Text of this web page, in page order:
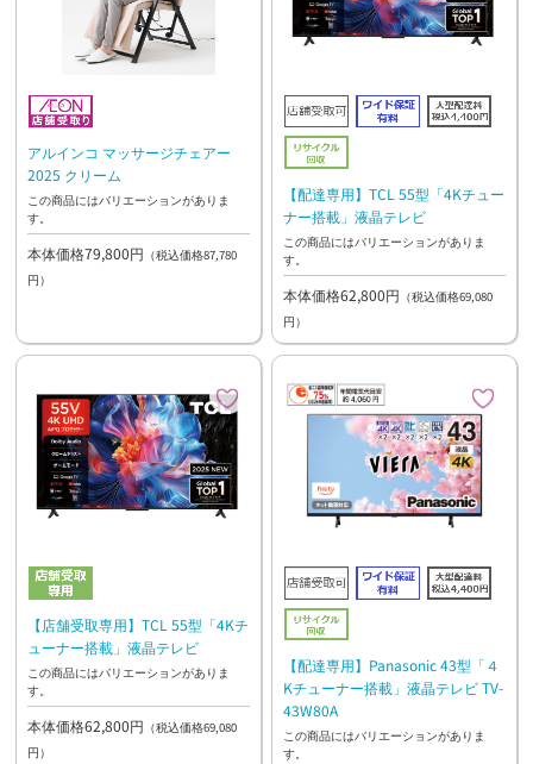
アルインコ マッサージチェアー
2025 クリーム
この商品にはバリエーションがありま
す。
本体価格79,800円 （税込価格87,780
円）
【配達専用】TCL 55型「4Kチュー
ナー搭載」液晶テレビ
この商品にはバリエーションがありま
す。
本体価格62,800円 （税込価格69,080
円）
【店舗受取専用】TCL 55型「4Kチ
ューナー搭載」液晶テレビ
この商品にはバリエーションがありま
す。
本体価格62,800円 （税込価格69,080
円）
【配達専用】Panasonic 43型「４
Kチューナー搭載」液晶テレビ TV-
43W80A
この商品にはバリエーションがありま
す。